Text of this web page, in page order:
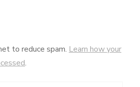
to reduce spam. Learn how your
.